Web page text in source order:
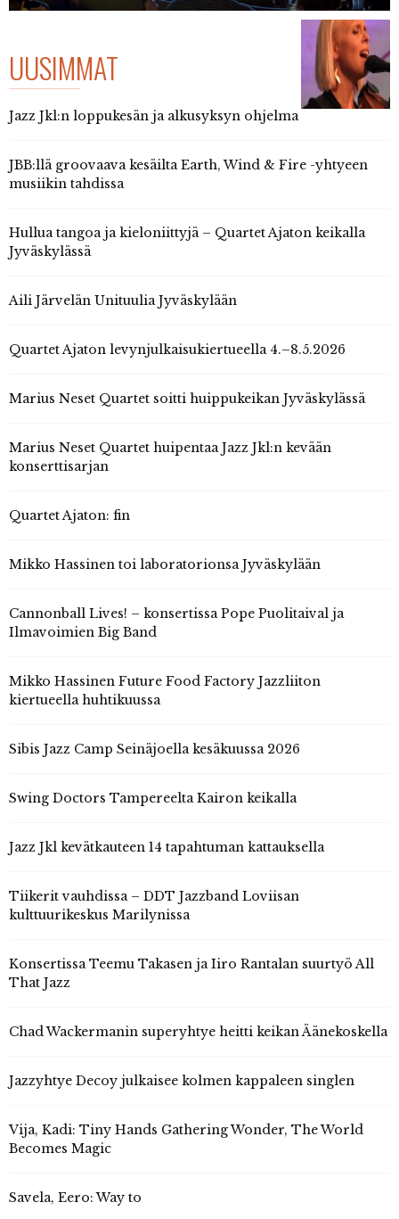
UUSIMMAT
Jazz Jkl:n loppukesän ja alkusyksyn ohjelma
JBB:llä groovaava kesäilta Earth, Wind & Fire -yhtyeen
musiikin tahdissa
Hullua tangoa ja kieloniittyjä – Quartet Ajaton keikalla
Jyväskylässä
Aili Järvelän Unituulia Jyväskylään
Quartet Ajaton levynjulkaisukiertueella 4.–8.5.2026
Marius Neset Quartet soitti huippukeikan Jyväskylässä
Marius Neset Quartet huipentaa Jazz Jkl:n kevään
konserttisarjan
Quartet Ajaton: fin
Mikko Hassinen toi laboratorionsa Jyväskylään
Cannonball Lives! – konsertissa Pope Puolitaival ja
Ilmavoimien Big Band
Mikko Hassinen Future Food Factory Jazzliiton
kiertueella huhtikuussa
Sibis Jazz Camp Seinäjoella kesäkuussa 2026
Swing Doctors Tampereelta Kairon keikalla
Jazz Jkl kevätkauteen 14 tapahtuman kattauksella
Tiikerit vauhdissa – DDT Jazzband Loviisan
kulttuurikeskus Marilynissa
Konsertissa Teemu Takasen ja Iiro Rantalan suurtyö All
That Jazz
Chad Wackermanin superyhtye heitti keikan Äänekoskella
Jazzyhtye Decoy julkaisee kolmen kappaleen singlen
Vija, Kadi: Tiny Hands Gathering Wonder, The World
Becomes Magic
Savela, Eero: Way to